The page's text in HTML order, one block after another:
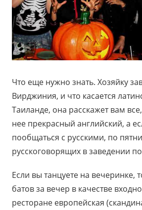
Что еще нужно знать. Хозяйку
Вирджиния, и что касается
Таиланде, она расскажет вам
нее прекрасный английский, а
пообщаться с русскими, по
русскоговорящих в заведении
Если вы танцуете на вечеринке,
батов за вечер в качестве
ресторане европейская